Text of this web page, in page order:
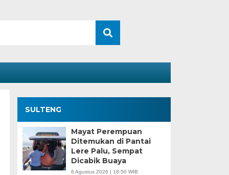
SULTENG
Mayat Perempuan
Ditemukan di Pantai
Lere Palu, Sempat
Dicabik Buaya
6 Agustus 2026 | 18:50 WIB